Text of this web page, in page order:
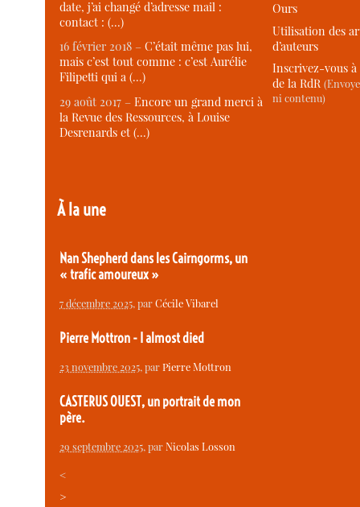
date, j’ai changé d’adresse mail :
contact : (…)
16 février 2018 –C’était même pas lui,
mais c’est tout comme : c’est Aurélie
Filipetti qui a (…)
29 août 2017 –Encore un grand merci à
la Revue des Ressources, à Louise
Desrenards et (…)
À la une
Nan Shepherd dans les Cairngorms, un
« trafic amoureux »
7 décembre 2025, parCécile Vibarel
Pierre Mottron - I almost died
23 novembre 2025, parPierre Mottron
CASTERUS OUEST, un portrait de mon
père.
29 septembre 2025, parNicolas Losson
<
>
Ours
Utilisation des
d’auteurs
Inscrivez-vous
de la RdR
ni contenu)